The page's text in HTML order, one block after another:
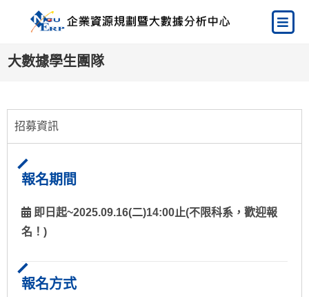
大數據學生團隊
招募資訊
報名期間
即日起~2025.09.16(二)14:00止(不限科系，歡迎報
名！)
報名方式